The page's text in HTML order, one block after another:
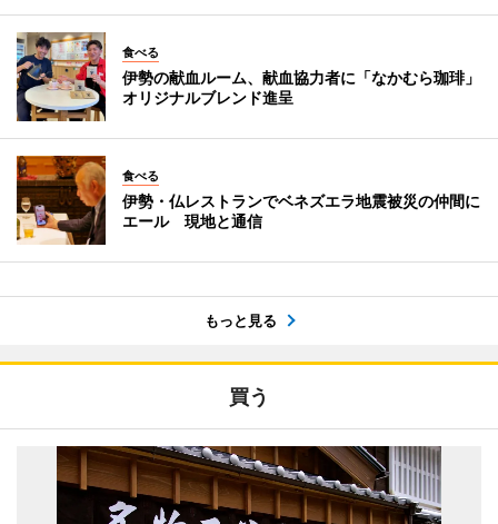
食べる
伊勢の献血ルーム、献血協力者に「なかむら珈琲」
オリジナルブレンド進呈
食べる
伊勢・仏レストランでベネズエラ地震被災の仲間に
エール 現地と通信
もっと見る
買う